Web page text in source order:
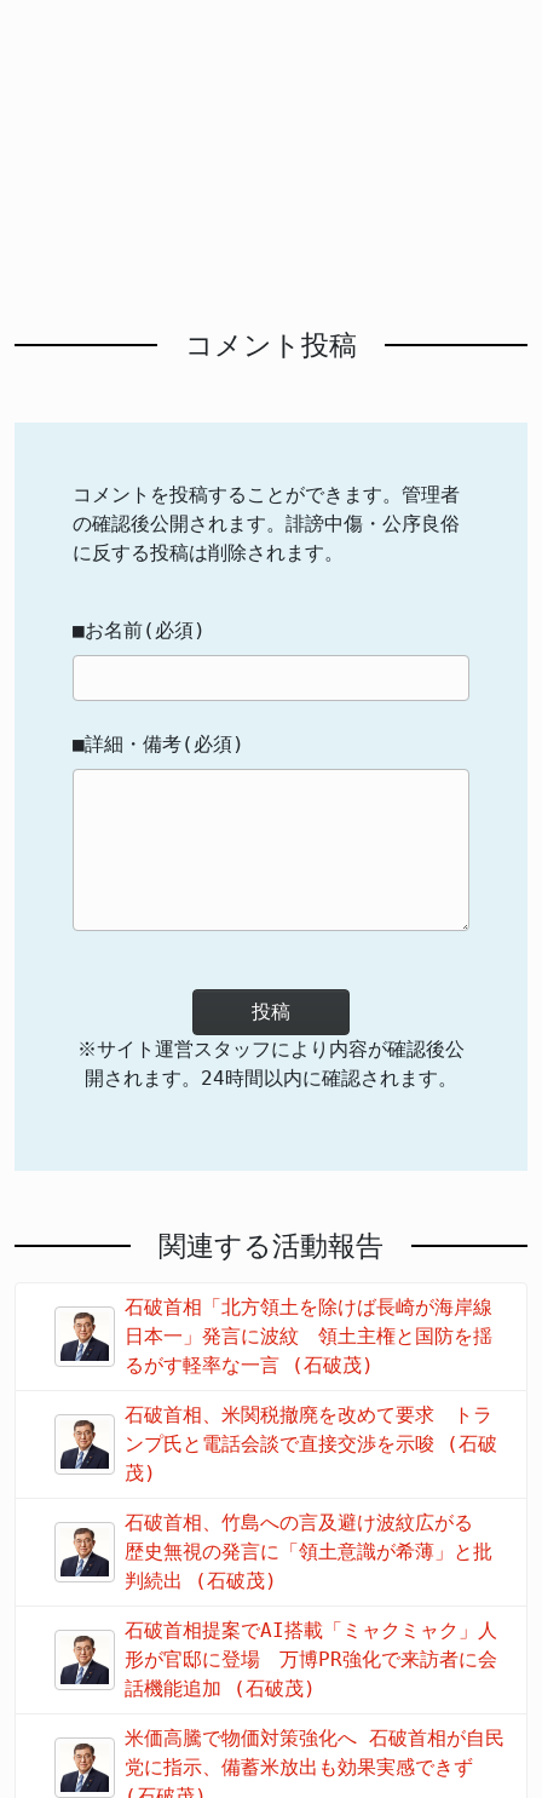
コメント投稿
コメントを投稿することができます。管理者
の確認後公開されます。誹謗中傷・公序良俗
に反する投稿は削除されます。
■お名前(必須)
■詳細・備考(必須)
投稿
※サイト運営スタッフにより内容が確認後公
開されます。24時間以内に確認されます。
関連する活動報告
石破首相「北方領土を除けば長崎が海岸線
日本一」発言に波紋 領土主権と国防を揺
るがす軽率な一言 (石破茂)
石破首相、米関税撤廃を改めて要求 トラ
ンプ氏と電話会談で直接交渉を示唆 (石破
茂)
石破首相、竹島への言及避け波紋広がる
歴史無視の発言に「領土意識が希薄」と批
判続出 (石破茂)
石破首相提案でAI搭載「ミャクミャク」人
形が官邸に登場 万博PR強化で来訪者に会
話機能追加 (石破茂)
米価高騰で物価対策強化へ 石破首相が自民
党に指示、備蓄米放出も効果実感できず